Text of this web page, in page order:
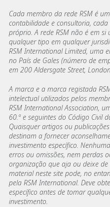
Cada membro da rede RSM é
contabilidade e consultoria,
próprio. A rede RSM não é em
qualquer tipo em qualquer
RSM International Limited, uma
no País de Gales (número de
em 200 Aldersgate Street,
A marca e a marca registada
intelectual utilizados pelos
RSM International Association,
60.º e seguintes do Código Civil
Quaisquer artigos ou
destinam a fornecer
investimento específico.
erros ou omissões, nem perdas
organização que aja ou deixe
material neste site pode, no
pela RSM International. Deve
específico antes de tomar
investimento.